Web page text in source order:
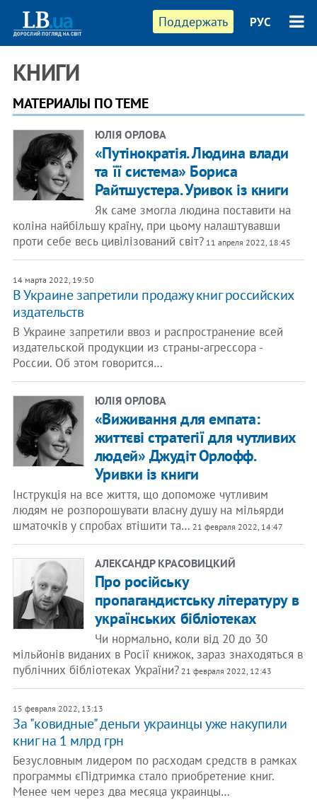
Поддержать РУС
КНИГИ
МАТЕРИАЛЫ ПО ТЕМЕ
ЮЛІЯ ОРЛОВА
«Путінократія. Людина влади
та її система» Бориса
Райтшустера. Уривок із книги
Як саме змогла людина поставити на
коліна найбільшу країну, при цьому налаштувавши
проти себе весь цивілізований світ?11 апреля 2022, 18:45
14 марта 2022, 19:50
В Украине запретили продажу книг российских
издательств
В Украине запретили ввоз и распространение всей
издательской продукции из страны-агрессора -
России. Об этом говорится…
ЮЛІЯ ОРЛОВА
«Виживання для емпата:
життєві стратегії для чутливих
людей» Джудіт Орлофф.
Уривки із книги
Інструкція на все життя, що допоможе чутливим
людям не розпорошувати власну душу на мільярди
шматочків у спробах втішити та… 21 февраля 2022, 14:47
АЛЕКСАНДР КРАСОВИЦКИЙ
Про російську
пропагандистську літературу в
українських бібліотеках
Чи нормально, коли від 20 до 30
мільйонів виданих в Росії книжок, зараз знаходяться в
публічних бібліотеках України?21 февраля 2022, 12:43
15 февраля 2022, 13:13
За "ковидные" деньги украинцы уже накупили
книг на 1 млрд грн
Безусловным лидером по расходам средств в рамках
программы єПідтримка стало приобретение книг.
Менее чем через два месяца украинцы…